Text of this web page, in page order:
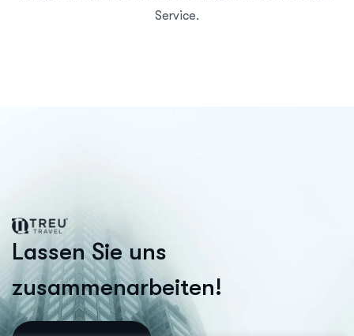
Service.
Lassen Sie uns
zusammenarbeiten!